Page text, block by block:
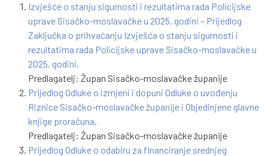
Izvješće o stanju sigurnosti i rezultatima rada Policijske
uprave Sisačko-moslavačke u 2025. godini – Prijedlog
Zaključka o prihvaćanju Izvješća o stanju sigurnosti i
rezultatima rada Policijske uprave Sisačko-moslavačke u
2025. godini,
Predlagatelj: Župan Sisačko-moslavačke županije
Prijedlog Odluke o izmjeni i dopuni Odluke o uvođenju
Riznice Sisačko-moslavačke županije i Objedinjene glavne
knjige proračuna,
Predlagatelj: Župan Sisačko-moslavačke županije
Prijedlog Odluke o odabiru za financiranje srednjeg